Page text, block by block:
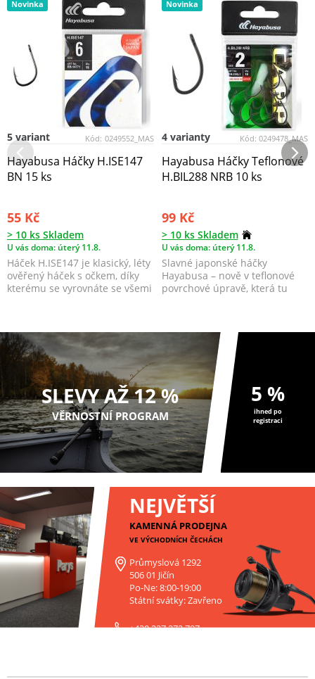
Novinka
Kód: 0249552_MAS
5 variant
Hayabusa Háčky H.ISE147
BN 15 ks
55 Kč
> 10 ks Skladem
U vás doma: úterý 11.8.
Háček H.ISE147 je klasický, léty
ověřený háček s očkem, díky
kterému se vyrovnáte se všemi
Novinka
Kód: 0249478_MAS
4 varianty
Hayabusa Háčky Teflonové
H.BIL288 NRB 10 ks
99 Kč
> 10 ks Skladem
U vás doma: úterý 11.8.
Slavné japonské háčky
Hayabusa – nově v teflonové
povrchové úpravě, která tu
SLEVY AŽ 12 %
VĚRNOSTNÍ PROGRAM
5 %
ihned po
registraci
NEJVĚTŠÍ
KAMENNÁ PRODEJNA
VE VÝCHODNÍCH ČECHÁCH
Průmyslová 1292
506 01 Jičín
Po-Ne: 8:00-19:00
Státní svátky: Zavřeno
+420 227 272 797